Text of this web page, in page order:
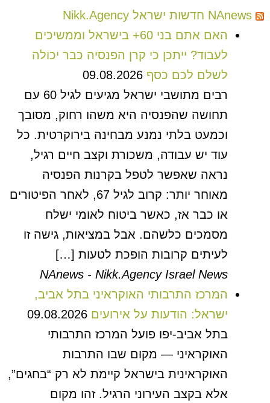
NAnews חדשות ישראל Nikk.Agency
האם אתם בני 60+ בישראל וממשיכים
לעבוד? ייתכן כי קרן הפנסיה כבר יכולה
לשלם לכם כסף 09.08.2026
רבים מתושבי ישראל מגיעים לגיל 60 עם
תחושה שהפנסיה היא משהו רחוק, מסובך
וכמעט בלתי נמנע מבחינה בירוקרטית. כל
עוד יש עבודה, משכורת וקצב חיים רגיל,
נראה שאפשר לטפל בקרנות הפנסיה
מאוחר יותר: קרוב לגיל 67, לאחר הפיטורים
או כבר אז, כאשר ביטוח לאומי ישלח
מסמכים כלשהם. אבל במציאות, גישה זו
לעיתים קרובות הופכת לטעות […]
NAnews - Nikk.Agency Israel News
המרכז התרבותי האוקראיני בתל אביב,
ישראל: הודעות על אירועים 09.08.2026
בתל אביב-יפו פועל המרכז התרבותי
האוקראיני — מקום שבו התרבות
האוקראינית בישראל קיימת לא רק “בחגים”,
אלא בקצב העירוני הרגיל. זהו מקום